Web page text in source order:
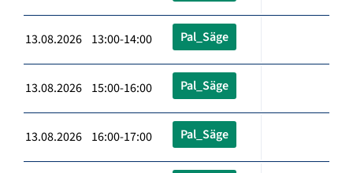
13.08.2026 13:00-14:00 Pal_Säge
13.08.2026 15:00-16:00 Pal_Säge
13.08.2026 16:00-17:00 Pal_Säge